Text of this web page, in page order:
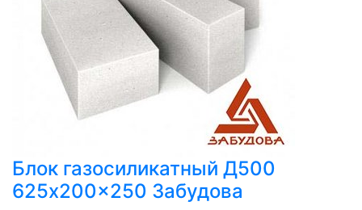
Блок газосиликатный Д500
625x200x250 Забудова